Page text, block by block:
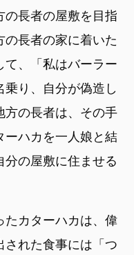
の長者の屋敷を目指
の長者の家に着いた
て、「私はバーラー
り、自分が偽造し
方の長者は、その手
ーハカを一人娘と結
の屋敷に住ませる
たカターハカは、偉
された食事には「つ